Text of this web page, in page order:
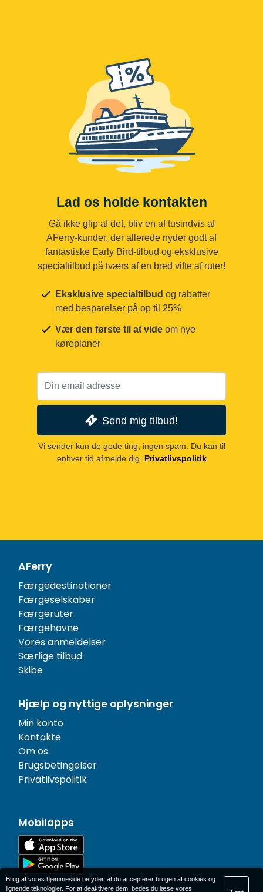
Lad os holde kontakten
Gå ikke glip af det, bliv en af tusindvis af
AFerry-kunder, der allerede nyder godt af
fantastiske Early Bird-tilbud og eksklusive
specialtilbud på tværs af en bred vifte af ruter!
Eksklusive specialtilbud og rabatter
med besparelser på op til 25%
Vær den første til at vide om nye
køreplaner
Send mig tilbud!
Vi sender kun de gode ting, ingen spam. Du kan til
enhver tid afmelde dig.
Privatlivspolitik
AFerry
Færgedestinationer
Færgeselskaber
Færgeruter
Færgehavne
Vores anmeldelser
Særlige tilbud
Skibe
Hjælp og nyttige oplysninger
Min konto
Kontakte
Om os
Brugsbetingelser
Privatlivspolitik
Mobilapps
Brug af vores hjemmeside betyder, at du accepterer brugen af cookies og
lignende teknologier. For at deaktivere dem, bedes du læse vores